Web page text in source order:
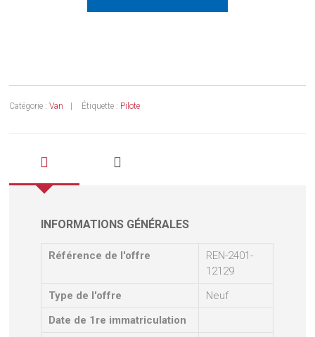
Catégorie :Van Étiquette : Pilote
INFORMATIONS GÉNÉRALES
Référence de l'offre
REN-2401-
12129
Type de l'offre
Neuf
Date de 1re immatriculation